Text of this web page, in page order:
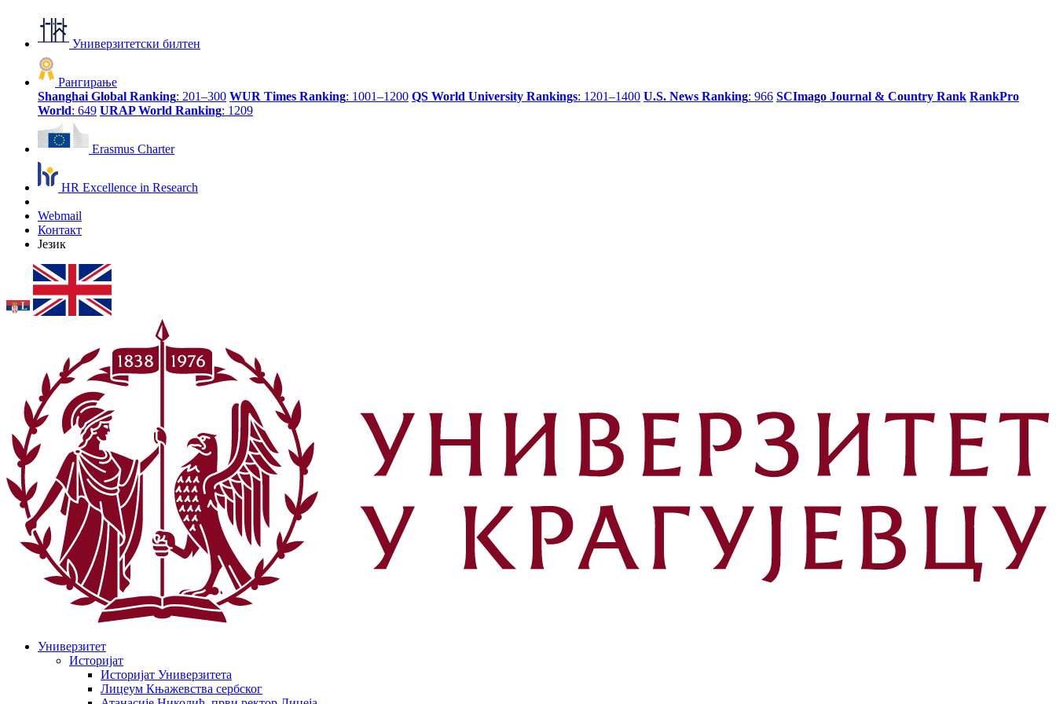
Универзитетски билтен
Рангирање
Shanghai Global Ranking: 201–300 WUR Times Ranking: 1001–1200 QS World University Rankings: 1201–1400 U.S. News Ranking: 966 SCImago Journal & Country Rank RankPro
World: 649 URAP World Ranking: 1209
Erasmus Charter
HR Excellence in Research
Webmail
Контакт
Језик
Универзитет
Историјат
Историјат Универзитета
Лицеум Књажевства сербског